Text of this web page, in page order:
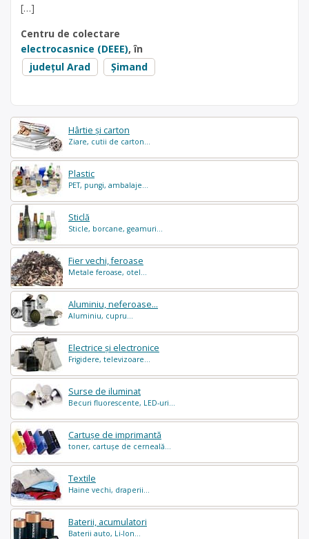
Hârtie și carton
Ziare, cutii de carton...
Plastic
PET, pungi, ambalaje...
Sticlă
Sticle, borcane, geamuri...
Fier vechi, feroase
Metale feroase, otel...
Aluminiu, neferoase...
Aluminiu, cupru...
Electrice și electronice
Frigidere, televizoare...
Surse de iluminat
Becuri fluorescente, LED-uri...
Cartușe de imprimantă
toner, cartușe de cerneală...
Textile
Haine vechi, draperii...
Baterii, acumulatori
Baterii auto, Li-Ion...
[…]
Centru de colectare
electrocasnice (DEEE), în
județul Arad
Șimand